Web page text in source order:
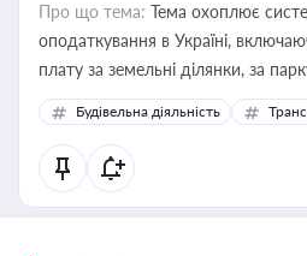
Про що тема: Тема охоплює
оподаткування в Україні,
Будівельна діяльність